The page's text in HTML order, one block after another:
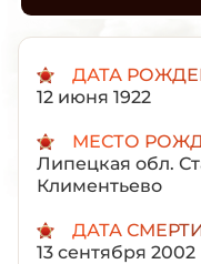
ДАТА
12 июня 1922
МЕСТО
Липецкая обл.
Климентьево
ДАТА
13 сентября 2002